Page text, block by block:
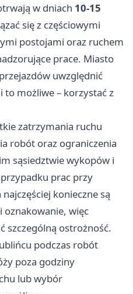
w dniach 10-15
się z częściowymi
postojami oraz ruchem
prace. Miasto
uwzględnić
to możliwe – korzystać z
zatrzymania ruchu
robót oraz ograniczenia
sąsiedztwie wykopów i
prac przy
konieczne są
oznakowanie, więc
szczególną ostrożność.
podczas robót
poza godziny
lub wybór